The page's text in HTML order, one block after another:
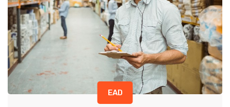
EAD